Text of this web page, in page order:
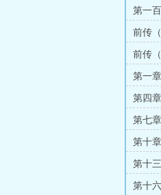
第一
前传
前传
第一
第四
第七
第十
第十
第十